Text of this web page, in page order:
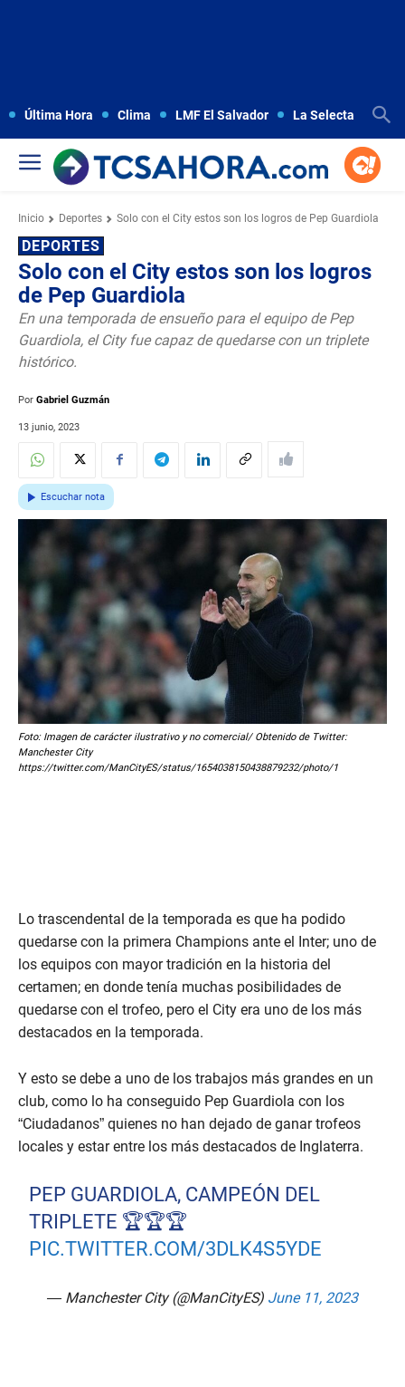
Última Hora Clima LMF El Salvador La Selecta
Inicio Deportes Solo con el City estos son los logros de Pep Guardiola
DEPORTES
Solo con el City estos son los logros
de Pep Guardiola
En una temporada de ensueño para el equipo de Pep
Guardiola, el City fue capaz de quedarse con un triplete
histórico.
Por Gabriel Guzmán
13 junio, 2023
Escuchar nota
Foto: Imagen de carácter ilustrativo y no comercial/ Obtenido de Twitter:
Manchester City
https://twitter.com/ManCityES/status/1654038150438879232/photo/1
Lo trascendental de la temporada es que ha podido
quedarse con la primera Champions ante el Inter; uno de
los equipos con mayor tradición en la historia del
certamen; en donde tenía muchas posibilidades de
quedarse con el trofeo, pero el City era uno de los más
destacados en la temporada.
Y esto se debe a uno de los trabajos más grandes en un
club, como lo ha conseguido Pep Guardiola con los
“Ciudadanos” quienes no han dejado de ganar trofeos
locales y estar entre los más destacados de Inglaterra.
PEP GUARDIOLA, CAMPEÓN DEL
TRIPLETE 🏆🏆🏆
PIC.TWITTER.COM/3DLK4S5YDE
— Manchester City (@ManCityES) June 11, 2023